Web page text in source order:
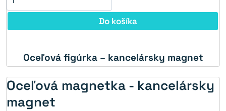
Do košíka
Oceľová figúrka – kancelársky magnet
Oceľová magnetka - kancelársky
magnet